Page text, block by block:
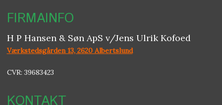
FIRMAINFO​
H P Hansen & Søn ApS v/Jens Ulrik Kofoed
Værkstedsgården 13, 2620 Albertslund
CVR: 39683423
KONTAKT​